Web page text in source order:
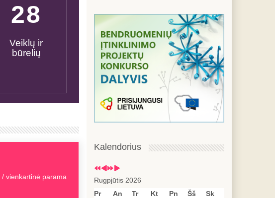
30
Veiklų ir
būrelių
/ vienkartinė parama
Kalendorius
Rugpjūtis 2026
Pr
An Tr Kt Pn Šš
Sk